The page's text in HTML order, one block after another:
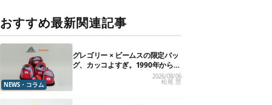
おすすめ最新関連記事
NEWS・コラム
グレゴリー × ビームスの限定バッ
グ、カッコよすぎ。1990年から“3
年のみ使用”されていた、紫タグ
2026/08/06
松尾 慧